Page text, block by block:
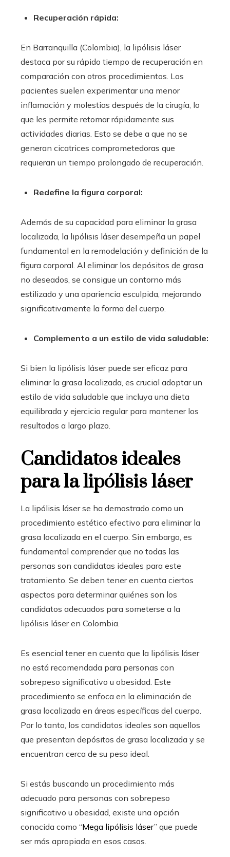
Recuperación rápida:
En Barranquilla (Colombia), la lipólisis láser
destaca por su rápido tiempo de recuperación en
comparación con otros procedimientos. Los
pacientes suelen experimentar una menor
inflamación y molestias después de la cirugía, lo
que les permite retomar rápidamente sus
actividades diarias. Esto se debe a que no se
generan cicatrices comprometedoras que
requieran un tiempo prolongado de recuperación.
Redefine la figura corporal:
Además de su capacidad para eliminar la grasa
localizada, la lipólisis láser desempeña un papel
fundamental en la remodelación y definición de la
figura corporal. Al eliminar los depósitos de grasa
no deseados, se consigue un contorno más
estilizado y una apariencia esculpida, mejorando
significativamente la forma del cuerpo.
Complemento a un estilo de vida saludable:
Si bien la lipólisis láser puede ser eficaz para
eliminar la grasa localizada, es crucial adoptar un
estilo de vida saludable que incluya una dieta
equilibrada y ejercicio regular para mantener los
resultados a largo plazo.
Candidatos ideales
para la lipólisis láser
La lipólisis láser se ha demostrado como un
procedimiento estético efectivo para eliminar la
grasa localizada en el cuerpo. Sin embargo, es
fundamental comprender que no todas las
personas son candidatas ideales para este
tratamiento. Se deben tener en cuenta ciertos
aspectos para determinar quiénes son los
candidatos adecuados para someterse a la
lipólisis láser en Colombia.
Es esencial tener en cuenta que la lipólisis láser
no está recomendada para personas con
sobrepeso significativo u obesidad. Este
procedimiento se enfoca en la eliminación de
grasa localizada en áreas específicas del cuerpo.
Por lo tanto, los candidatos ideales son aquellos
que presentan depósitos de grasa localizada y se
encuentran cerca de su peso ideal.
Si estás buscando un procedimiento más
adecuado para personas con sobrepeso
significativo u obesidad, existe una opción
conocida como “Mega lipólisis láser” que puede
ser más apropiada en esos casos.